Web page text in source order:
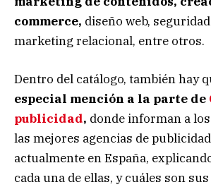
commerce, diseño web,
marketing relacional, entre otros.
Dentro del catálogo, también hay
especial mención a la parte de
publicidad, donde informan a
las mejores agencias de
actualmente en España,
cada una de ellas, y cuáles son